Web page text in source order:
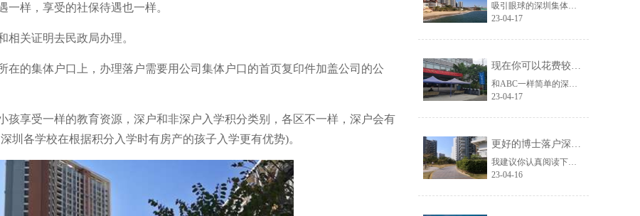
样，享受的社保待遇也一样。
关证明去民政局办理。
的集体户口上，办理落户需要用公司集体户口的首页复印件加盖公司的公
享受一样的教育资源，深户和非深户入学积分类别，各区不一样，深户会有
圳各学校在根据积分入学时有房产的孩子入学更有优势)。
吸引眼球的深圳集体户口辞职迁到人才市场信息非常多，但对你来说没什么用，接下来......
23-04-17
现在你可以花费较少的努力获得深圳研究生落户政策？
和ABC一样简单的深圳研究生落户政策资讯，在网络上越来越少了，如果你刚好遇到......
23-04-17
更好的博士落户深圳的条件应对方法！
我建议你认真阅读下面的文章，分享的博士落户深圳的条件信息很可能网络上从来没有......
23-04-16